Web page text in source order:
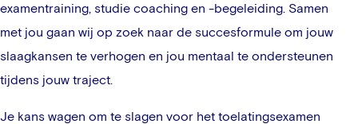
examentraining, studie coaching en -begeleiding. Samen
met jou gaan wij op zoek naar de succesformule om jouw
slaagkansen te verhogen en jou mentaal te ondersteunen
tijdens jouw traject.
Je kans wagen om te slagen voor het toelatingsexamen